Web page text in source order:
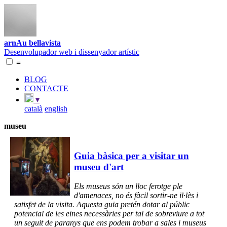
arnAu bellavista
Desenvolupador web i dissenyador artístic
≡
BLOG
CONTACTE
▾
català english
museu
Guia bàsica per a visitar un
museu d'art
Els museus són un lloc ferotge ple
d'amenaces, no és fàcil sortir-ne il·lès i
satisfet de la visita. Aquesta guia pretén dotar al públic
potencial de les eines necessàries per tal de sobreviure a tot
un seguit de paranys que ens podem trobar a sales i museus